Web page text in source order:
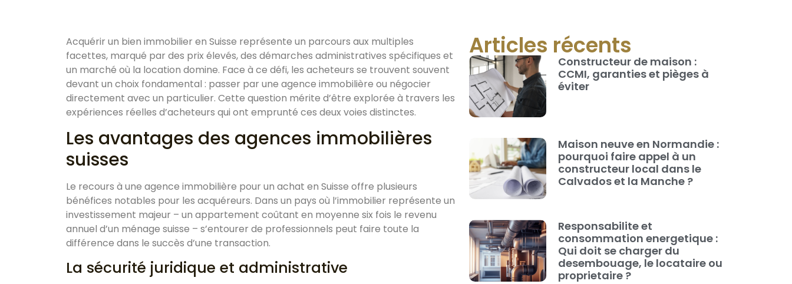
Acquérir un bien immobilier en Suisse représente un parcours aux multiples
facettes, marqué par des prix élevés, des démarches administratives spécifiques et
un marché où la location domine. Face à ce défi, les acheteurs se trouvent souvent
devant un choix fondamental : passer par une agence immobilière ou négocier
directement avec un particulier. Cette question mérite d’être explorée à travers les
expériences réelles d’acheteurs qui ont emprunté ces deux voies distinctes.
Les avantages des agences immobilières
suisses
Le recours à une agence immobilière pour un achat en Suisse offre plusieurs
bénéfices notables pour les acquéreurs. Dans un pays où l’immobilier représente un
investissement majeur – un appartement coûtant en moyenne six fois le revenu
annuel d’un ménage suisse – s’entourer de professionnels peut faire toute la
différence dans le succès d’une transaction.
La sécurité juridique et administrative
Articles récents
Constructeur de maison :
CCMI, garanties et pièges à
éviter
Maison neuve en Normandie :
pourquoi faire appel à un
constructeur local dans le
Calvados et la Manche ?
Responsabilite et
consommation energetique :
Qui doit se charger du
desembouage, le locataire ou
proprietaire ?